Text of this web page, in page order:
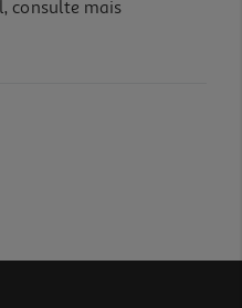
consulte mais